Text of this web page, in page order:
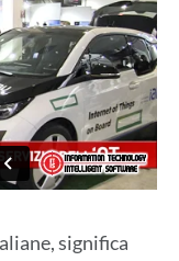
significa